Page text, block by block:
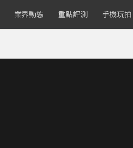
業界動態 重點評測 手機玩拍